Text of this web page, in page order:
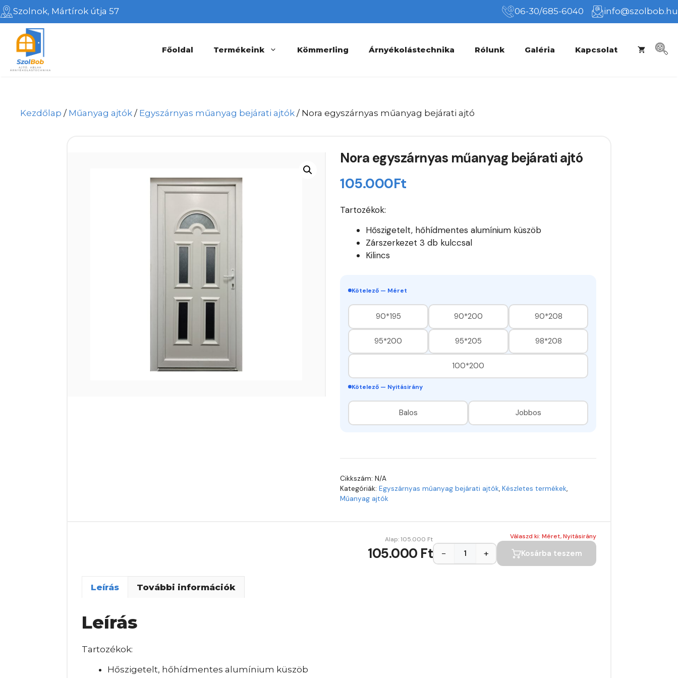
Kilépés
a
tartalomba
Szolnok, Mártírok útja 57 06-30/685-6040 info@szolbob.hu
Főoldal Termékeink Kömmerling Árnyékolástechnika Rólunk Galéria Kapcsolat
Kezdőlap / Műanyag ajtók / Egyszárnyas műanyag bejárati ajtók / Nora egyszárnyas műanyag bejárati ajtó
Nora egyszárnyas műanyag bejárati ajtó
105.000Ft
Tartozékok:
Hőszigetelt, hőhídmentes alumínium küszöb
Zárszerkezet 3 db kulccsal
Kilincs
Kötelező — Méret
90*195 90*200 90*208
95*200 95*205 98*208
100*200
Kötelező — Nyitásirány
Balos Jobbos
Cikkszám:N/A
Kategóriák:Egyszárnyas műanyag bejárati ajtók,Készletes termékek,
Műanyag ajtók
Alap:105.000 Ft
105.000 Ft
Válaszd ki: Méret, Nyitásirány
− + Kosárba teszem
Leírás További információk
Leírás
Tartozékok:
Hőszigetelt, hőhídmentes alumínium küszöb